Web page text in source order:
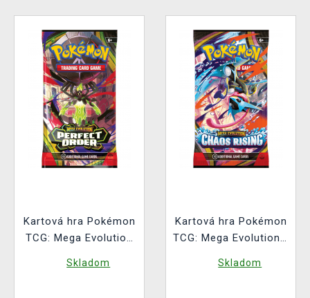
Kartová hra Pokémon
TCG: Mega Evolution
Booster (10 kariet)
Skladom
Kartová hra Pokémon
TCG: Mega Evolution -
Booster (10 kariet)
Skladom